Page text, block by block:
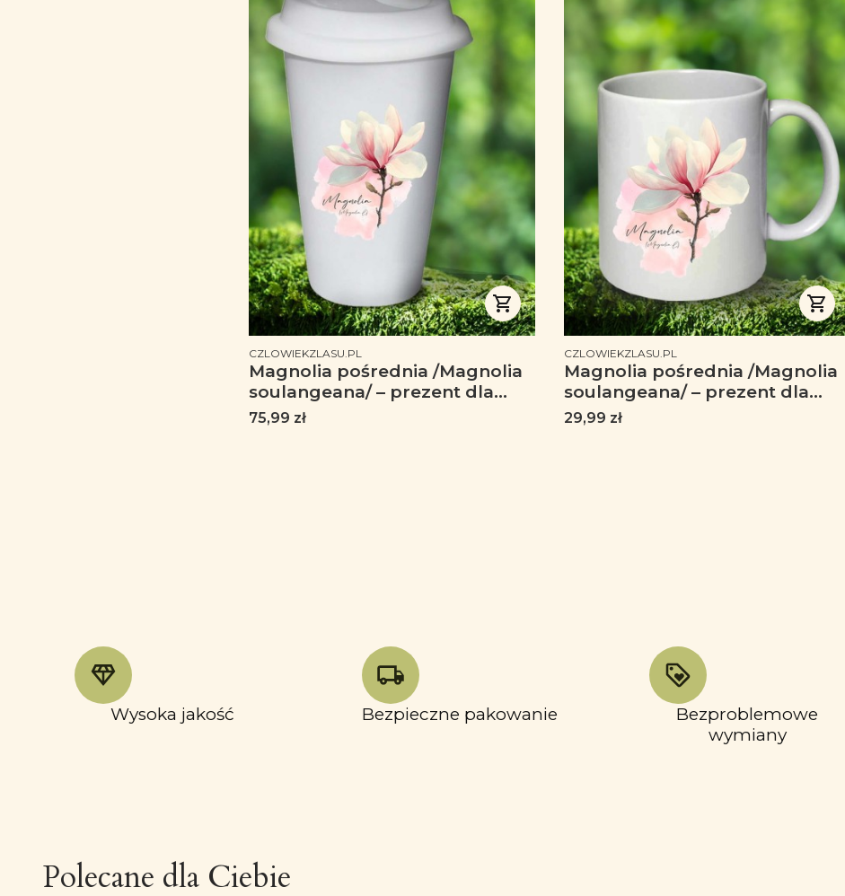
PRODUCENT
CZLOWIEKZLASU.PL
Magnolia pośrednia /Magnolia
soulangeana/ – prezent dla
botanika, prezent dla florysty,
Cena
75,99 zł
PRODUCENT
CZLOWIEKZLASU.PL
Magnolia pośrednia /Magnolia
soulangeana/ – prezent dla
botanika, prezent dla florysty,
Cena
29,99 zł
Wysoka jakość Bezpieczne pakowanie
Bezproblemowe
wymiany
Polecane dla Ciebie